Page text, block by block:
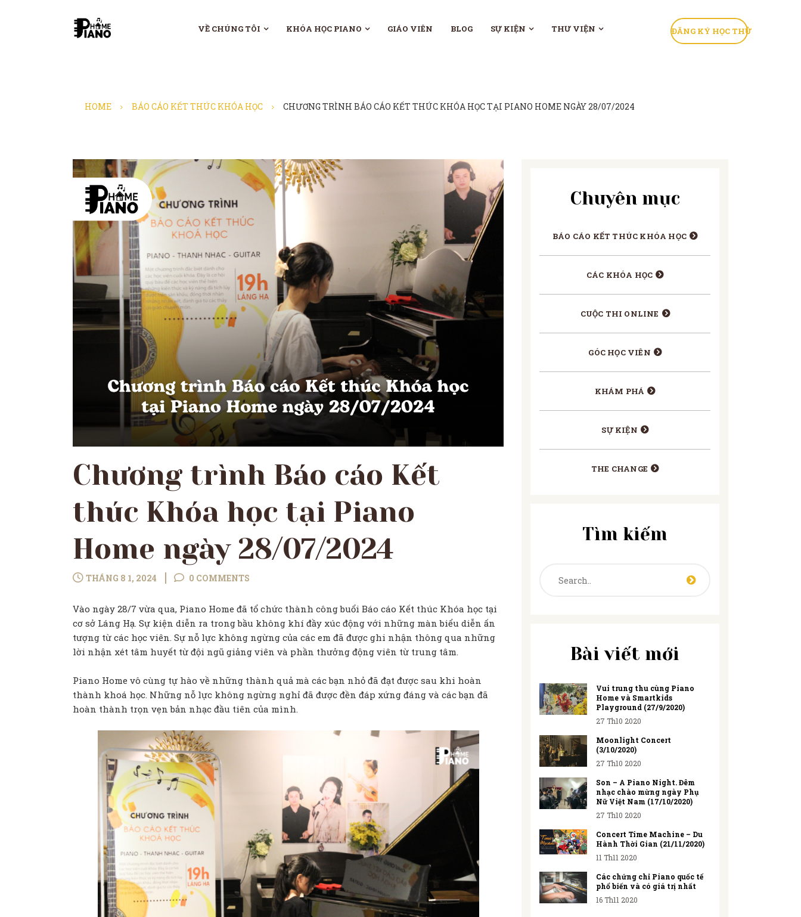
VỀ CHÚNG TÔI KHÓA HỌC PIANO GIÁO VIÊN BLOG SỰ KIỆN THƯ VIỆN ĐĂNG KÝ HỌC THỬ
HOME BÁO CÁO KẾT THÚC KHÓA HỌC CHƯƠNG TRÌNH BÁO CÁO KẾT THÚC KHÓA HỌC TẠI PIANO HOME NGÀY 28/07/2024
Chương trình Báo cáo Kết
thúc Khóa học tại Piano
Home ngày 28/07/2024
THÁNG 8 1, 2024 0 COMMENTS
Vào ngày 28/7 vừa qua, Piano Home đã tổ chức thành công buổi Báo cáo Kết thúc Khóa học tại
cơ sở Láng Hạ. Sự kiện diễn ra trong bầu không khí đầy xúc động với những màn biểu diễn ấn
tượng từ các học viên. Sự nỗ lực không ngừng của các em đã được ghi nhận thông qua những
lời nhận xét tâm huyết từ đội ngũ giảng viên và phần thưởng động viên từ trung tâm.
Piano Home vô cùng tự hào về những thành quả mà các bạn nhỏ đã đạt được sau khi hoàn
thành khoá học. Những nỗ lực không ngừng nghỉ đã được đền đáp xứng đáng và các bạn đã
hoàn thành trọn vẹn bản nhạc đầu tiên của mình.
Chuyên mục
BÁO CÁO KẾT THÚC KHÓA HỌC
CÁC KHÓA HỌC
CUỘC THI ONLINE
GÓC HỌC VIÊN
KHÁM PHÁ
SỰ KIỆN
THE CHANGE
Tìm kiếm
Bài viết mới
Vui trung thu cùng Piano
Home và Smartkids
Playground (27/9/2020)
27 Th10 2020
Moonlight Concert
(3/10/2020)
27 Th10 2020
Son – A Piano Night. Đêm
nhạc chào mừng ngày Phụ
Nữ Việt Nam (17/10/2020)
27 Th10 2020
Concert Time Machine – Du
Hành Thời Gian (21/11/2020)
11 Th11 2020
Các chứng chỉ Piano quốc tế
phổ biến và có giá trị nhất
16 Th11 2020